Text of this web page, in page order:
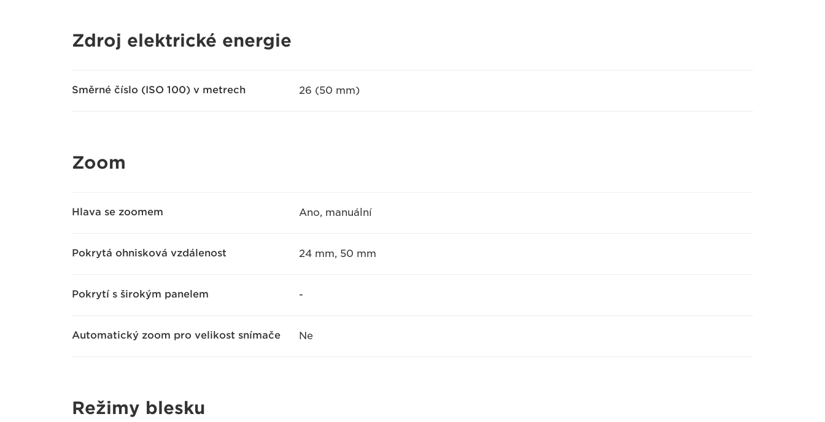
Zdroj elektrické energie
Směrné číslo (ISO 100) v metrech 26 (50 mm)
Zoom
Hlava se zoomem Ano, manuální
Pokrytá ohnisková vzdálenost 24 mm, 50 mm
Pokrytí s širokým panelem -
Automatický zoom pro velikost snímače Ne
Režimy blesku